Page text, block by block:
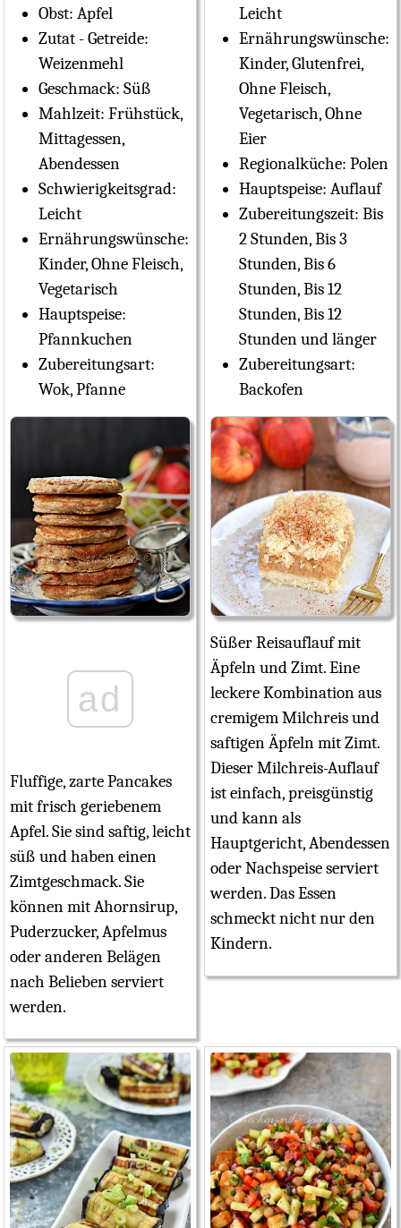
Obst: Apfel
Zutat - Getreide:
Weizenmehl
Geschmack: Süß
Mahlzeit: Frühstück,
Mittagessen,
Abendessen
Schwierigkeitsgrad:
Leicht
Ernährungswünsche:
Kinder, Ohne Fleisch,
Vegetarisch
Hauptspeise:
Pfannkuchen
Zubereitungsart:
Wok, Pfanne
ad
Fluffige, zarte Pancakes
mit frisch geriebenem
Apfel. Sie sind saftig, leicht
süß und haben einen
Zimtgeschmack. Sie
können mit Ahornsirup,
Puderzucker, Apfelmus
oder anderen Belägen
nach Belieben serviert
werden.
Leicht
Ernährungswünsche:
Kinder, Glutenfrei,
Ohne Fleisch,
Vegetarisch, Ohne
Eier
Regionalküche: Polen
Hauptspeise: Auflauf
Zubereitungszeit: Bis
2 Stunden, Bis 3
Stunden, Bis 6
Stunden, Bis 12
Stunden, Bis 12
Stunden und länger
Zubereitungsart:
Backofen
Süßer Reisauflauf mit
Äpfeln und Zimt. Eine
leckere Kombination aus
cremigem Milchreis und
saftigen Äpfeln mit Zimt.
Dieser Milchreis-Auflauf
ist einfach, preisgünstig
und kann als
Hauptgericht, Abendessen
oder Nachspeise serviert
werden. Das Essen
schmeckt nicht nur den
Kindern.